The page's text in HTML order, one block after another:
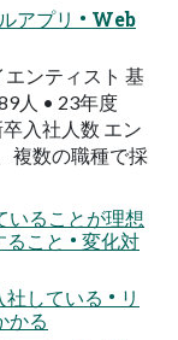
アプリ • Web
ンティスト 基
人 • 23年度
入社人数 エン
複数の職種で採
いることが理想
こと • 変化対
している • リ
かる